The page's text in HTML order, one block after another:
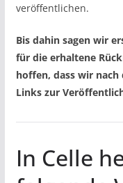
veröffentlichen.
Bis dahin sagen wir
für die erhaltene
hoffen, dass wir
Links zur
In Celle